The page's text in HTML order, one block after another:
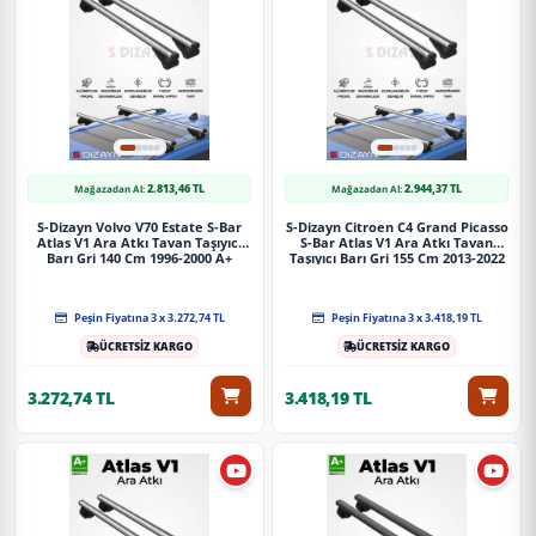
S-Dizayn Toyota Rav 4 S-Bar Atlas V1 Ara Atkı Tavan Taşıyıcı Barı
Gri 130 Cm 2012-2018 A+ Kalite
Güvenli Teslimat
Siparişleriniz darbe emici özel ambalajlarla, kargoda zarar
görmeyecek şekilde paketlenerek tarafınıza ulaştırılır. %100
Müşteri memnuniyeti garantisiyle.
Mağazadan Al:2.813,46 TL
S-Dizayn Volvo V70 Estate S-Bar
Atlas V1 Ara Atkı Tavan Taşıyıcı
Barı Gri 140 Cm 1996-2000 A+
Peşin Fiyatına 3 x 3.272,74 TL
ÜCRETSİZ KARGO
3.272,74 TL
Mağazadan Al:2.944,37 TL
S-Dizayn Citroen C4 Grand Picasso
S-Bar Atlas V1 Ara Atkı Tavan
Taşıyıcı Barı Gri 155 Cm 2013-2022
Peşin Fiyatına 3 x 3.418,19 TL
ÜCRETSİZ KARGO
3.418,19 TL